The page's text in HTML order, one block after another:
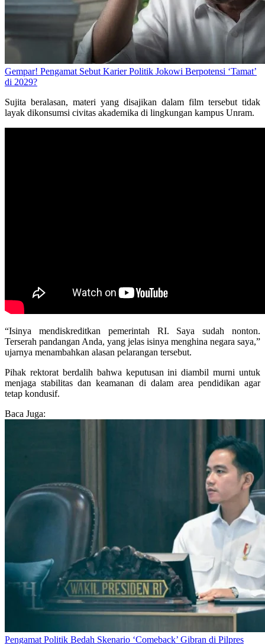
Gempar! Pengamat Sebut Karier Politik Jokowi Berpotensi ‘Tamat’
di 2029?
Sujita beralasan, materi yang disajikan dalam film tersebut tidak
layak dikonsumsi civitas akademika di lingkungan kampus Unram.
“Isinya mendiskreditkan pemerintah RI. Saya sudah nonton.
Terserah pandangan Anda, yang jelas isinya menghina negara saya,”
ujarnya menambahkan alasan pelarangan tersebut.
Pihak rektorat berdalih bahwa keputusan ini diambil murni untuk
menjaga stabilitas dan keamanan di dalam area pendidikan agar
tetap kondusif.
Baca Juga:
Pengamat Politik Bedah Skenario ‘Comeback’ Gibran di Pilpres